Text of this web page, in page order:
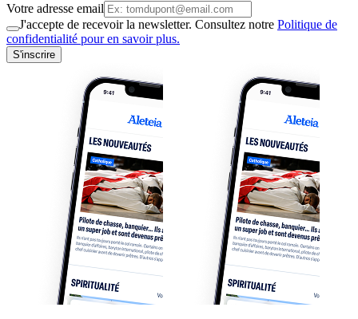
Votre adresse email
J'accepte de recevoir la newsletter. Consultez notre Politique de
confidentialité pour en savoir plus.
S'inscrire